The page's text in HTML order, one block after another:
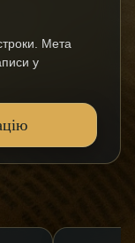
Мета
у